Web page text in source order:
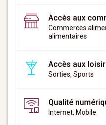
Accès aux
Commerces
alimentaires
Accès aux
Sorties, Sports
Qualité
Internet, Mobile